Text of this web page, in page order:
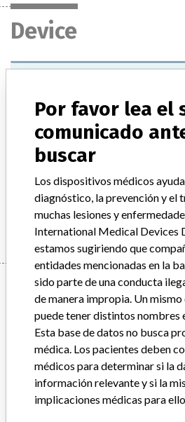
Device
REAGENT
Modelo / Serial Model Catalog:
Descripción del producto
SYNCHRON SYSTEMS
Manufacturer
Manufacturer
BECKMAN COULTER
Dirección del fabricante
Empresa matriz del fabricante
Por favor lea el
comunicado
buscar
Los dispositivos médicos
diagnóstico, la prevención y el
muchas lesiones y
International Medical Devices
estamos sugiriendo que
entidades mencionadas en la
sido parte de una conducta
de manera impropia. Un
puede tener distintos nombres
Esta base de datos no busca
médica. Los pacientes deben
médicos para determinar si la
información relevante y si la
implicaciones médicas para